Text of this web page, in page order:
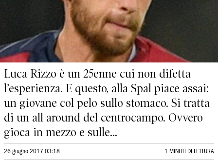
Luca Rizzo è un 25enne cui non difetta
l’esperienza. E questo, alla Spal piace assai:
un giovane col pelo sullo stomaco. Si tratta
di un all around del centrocampo. Ovvero
gioca in mezzo e sulle...
26 giugno 2017 03:18 1 MINUTI DI LETTURA